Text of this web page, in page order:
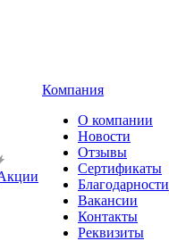
Компания
О компании
Новости
Отзывы
Сертификаты
Благодарности
Вакансии
Контакты
Реквизиты